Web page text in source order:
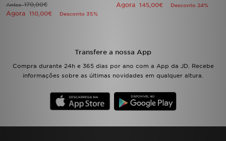
Antes170,00€
Agora 110,00€ Desconto 35%
Agora 145,00€ Desconto 24%
Transfere a nossa App
Compra durante 24h e 365 dias por ano com a App da JD. Recebe
informações sobre as últimas novidades em qualquer altura.
FAZ DOWNLOAD DA APP